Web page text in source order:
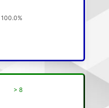
100.0%
> 8